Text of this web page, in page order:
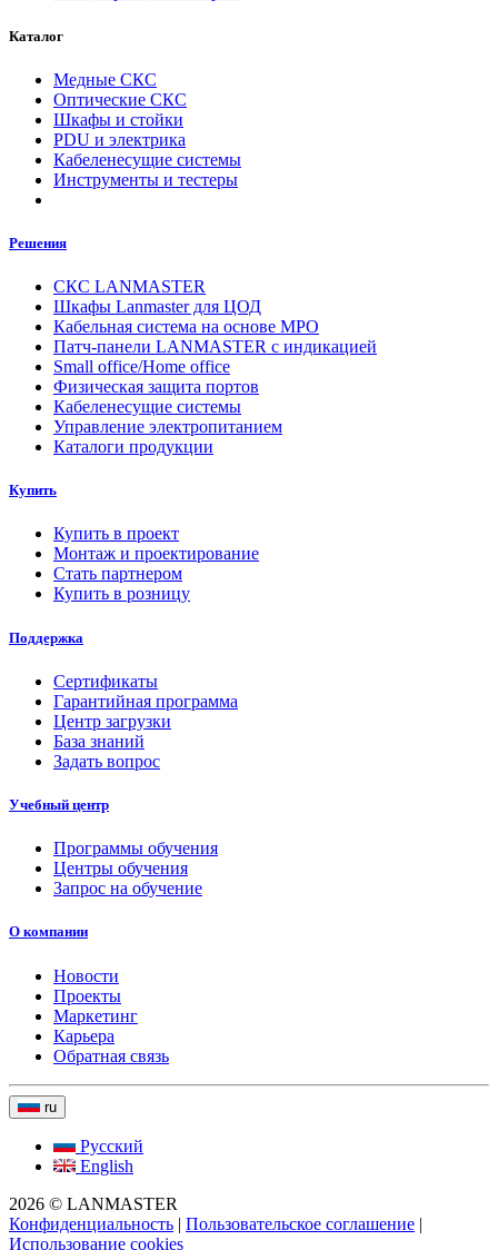
Каталог
Медные СКС
Оптические СКС
Шкафы и стойки
PDU и электрика
Кабеленесущие системы
Инструменты и тестеры
Решения
СКС LANMASTER
Шкафы Lanmaster для ЦОД
Кабельная система на основе MPO
Патч-панели LANMASTER с индикацией
Small office/Home office
Физическая защита портов
Кабеленесущие системы
Управление электропитанием
Каталоги продукции
Купить
Купить в проект
Монтаж и проектирование
Стать партнером
Купить в розницу
Поддержка
Сертификаты
Гарантийная программа
Центр загрузки
База знаний
Задать вопрос
Учебный центр
Программы обучения
Центры обучения
Запрос на обучение
О компании
Новости
Проекты
Маркетинг
Карьера
Обратная связь
ru
Русский
English
2026 © LANMASTER
Конфиденциальность | Пользовательское соглашение |
Использование cookies